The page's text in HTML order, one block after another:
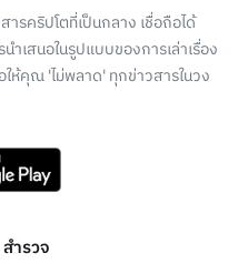
ารคริปโตที่เป็นกลาง เชื่อถือได้
ำเสนอในรูปแบบของการเล่าเรื่อง
ให้คุณ 'ไม่พลาด' ทุกข่าวสารในวง
สำรวจ